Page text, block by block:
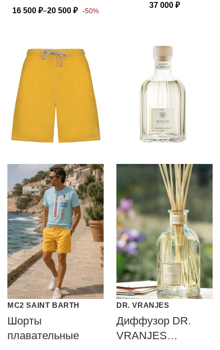
WONDERWOOD
16 500 ₽–20 500 ₽ -50%
37 000 ₽
MC2 SAINT BARTH
Шорты
плавательные
DR. VRANJES
Диффузор DR.
VRANJES